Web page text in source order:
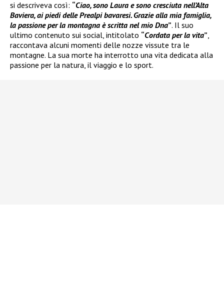
si descriveva così: “Ciao, sono Laura e sono cresciuta nell’Alta
Baviera, ai piedi delle Prealpi bavaresi. Grazie alla mia famiglia,
la passione per la montagna è scritta nel mio Dna”. Il suo
ultimo contenuto sui social, intitolato “Cordata per la vita”
raccontava alcuni momenti delle nozze vissute tra le
montagne. La sua morte ha interrotto una vita dedicata alla
passione per la natura, il viaggio e lo sport.